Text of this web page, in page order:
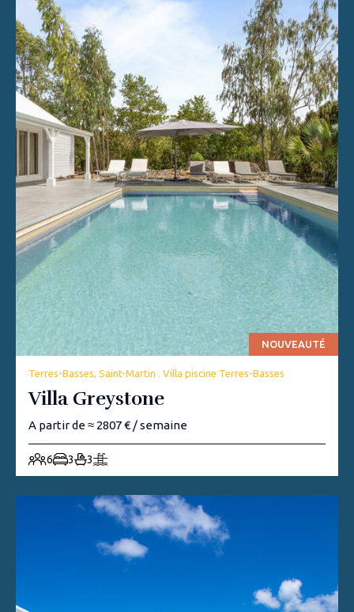
NOUVEAUTÉ
Terres-Basses, Saint-Martin . Villa piscine Terres-Basses
Villa Greystone
A partir de ≈ 2807 € / semaine
6 3 3